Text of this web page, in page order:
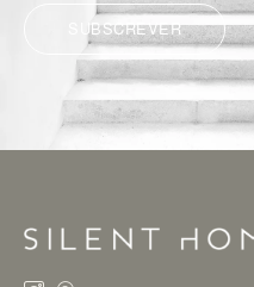
SUBSCREVER